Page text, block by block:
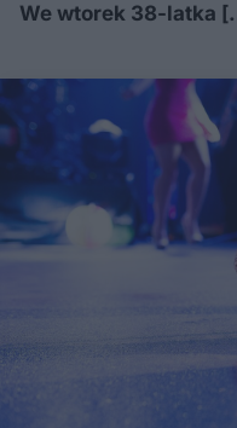
We wtorek 38-latka